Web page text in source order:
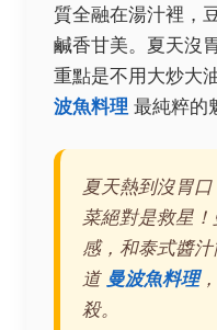
質全融在湯汁裡，
鹹香甘美。夏天沒
重點是不用大炒大
波魚料理 最純粹的
夏天熱到沒胃
菜絕對是救星
感，和泰式醬
道 曼波魚料理
殺。